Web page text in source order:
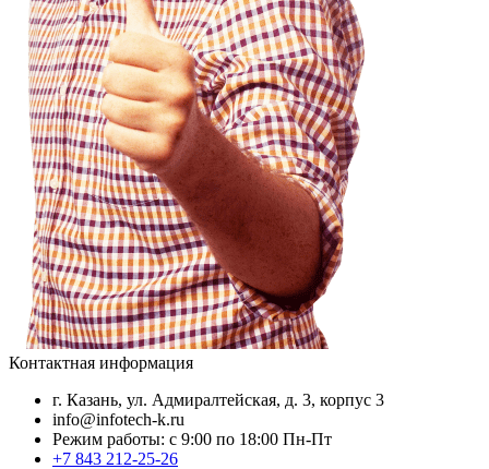
Контактная информация
г. Казань, ул. Адмиралтейская, д. 3, корпус 3
info@infotech-k.ru
Режим работы: с 9:00 по 18:00 Пн-Пт
+7 843 212-25-26